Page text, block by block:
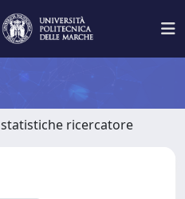
statistiche ricercatore